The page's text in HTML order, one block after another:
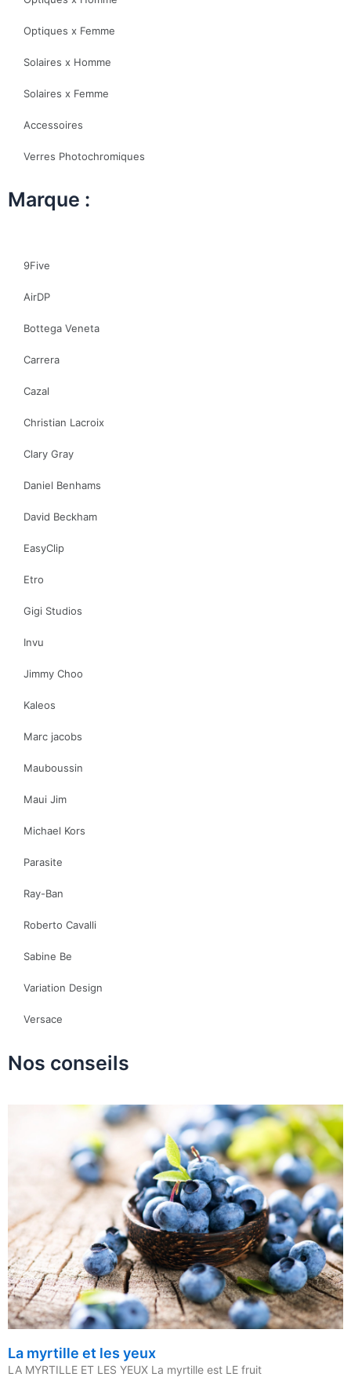
Optiques x Femme
Solaires x Homme
Solaires x Femme
Accessoires
Verres Photochromiques
Marque :
9Five
AirDP
Bottega Veneta
Carrera
Cazal
Christian Lacroix
Clary Gray
Daniel Benhams
David Beckham
EasyClip
Etro
Gigi Studios
Invu
Jimmy Choo
Kaleos
Marc jacobs
Mauboussin
Maui Jim
Michael Kors
Parasite
Ray-Ban
Roberto Cavalli
Sabine Be
Variation Design
Versace
Nos conseils
La myrtille et les yeux
LA MYRTILLE ET LES YEUX La myrtille est LE fruit